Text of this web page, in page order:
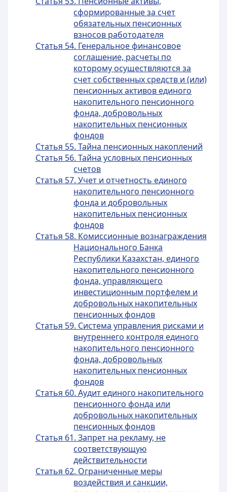
сформированные за счет
обязательных пенсионных
взносов работодателя
Статья 54. Генеральное финансовое
соглашение, расчеты по
которому осуществляются за
счет собственных средств и (или)
пенсионных активов единого
накопительного пенсионного
фонда, добровольных
накопительных пенсионных
фондов
Статья 55. Тайна пенсионных накоплений
Статья 56. Тайна условных пенсионных
счетов
Статья 57. Учет и отчетность единого
накопительного пенсионного
фонда и добровольных
накопительных пенсионных
фондов
Статья 58. Комиссионные вознаграждения
Национального Банка
Республики Казахстан, единого
накопительного пенсионного
фонда, управляющего
инвестиционным портфелем и
добровольных накопительных
пенсионных фондов
Статья 59. Система управления рисками и
внутреннего контроля единого
накопительного пенсионного
фонда, добровольных
накопительных пенсионных
фондов
Статья 60. Аудит единого накопительного
пенсионного фонда или
добровольных накопительных
пенсионных фондов
Статья 61. Запрет на рекламу, не
соответствующую
действительности
Статья 62. Ограниченные меры
воздействия и санкции,